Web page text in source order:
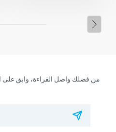
من فضلك واصل القراءة، وابق على